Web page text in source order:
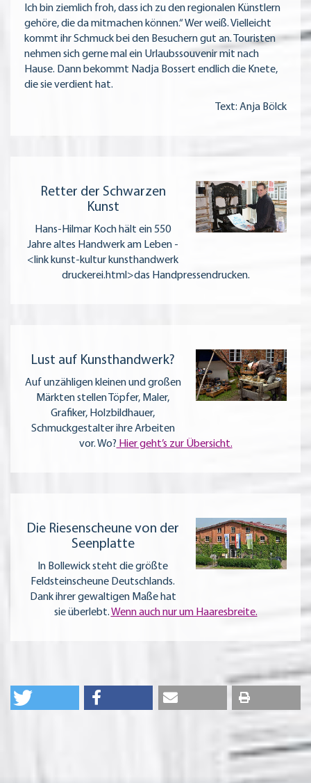
Ich bin ziemlich froh, dass ich zu den regionalen Künstlern
gehöre, die da mitmachen können.“ Wer weiß. Vielleicht
kommt ihr Schmuck bei den Besuchern gut an. Touristen
nehmen sich gerne mal ein Urlaubssouvenir mit nach
Hause. Dann bekommt Nadja Bossert endlich die Knete,
die sie verdient hat.
Text: Anja Bölck
Retter der Schwarzen
Kunst
Hans-Hilmar Koch hält ein 550
Jahre altes Handwerk am Leben -
<link kunst-kultur kunsthandwerk
druckerei.html>das Handpressendrucken.
Lust auf Kunsthandwerk?
Auf unzähligen kleinen und großen
Märkten stellen Töpfer, Maler,
Grafiker, Holzbildhauer,
Schmuckgestalter ihre Arbeiten
vor. Wo? Hier geht’s zur Übersicht.
Die Riesenscheune von der
Seenplatte
In Bollewick steht die größte
Feldsteinscheune Deutschlands.
Dank ihrer gewaltigen Maße hat
sie überlebt.Wenn auch nur um Haaresbreite.